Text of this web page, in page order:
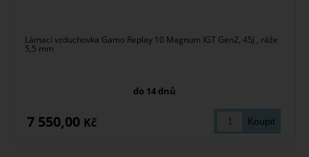
Lámací vzduchovka Gamo Replay 10 Magnum IGT Gen2, 45J , ráže
5,5 mm
do 14 dnů
7 550,00 Kč